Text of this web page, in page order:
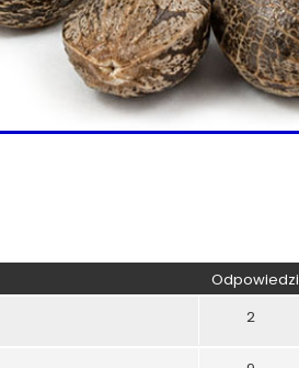
Odpowiedzi
2